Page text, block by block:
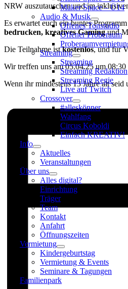
Maker Space – Ü14
Audio & Musik
Offenes Tonstudio
Offener Proberaum
Streaming
Streaming
Streaming Redaktion
Streaming Regie
Live auf Twitch
Crossover
#alleskönner
Wahlfang
Circus Koboldi
Einfach KREATIV!
Info
Aktuelles
Veranstaltungen
Über uns
Alles digital?
Einrichtung
Träger
Team
Kontakt
Anfahrt
Öffnungszeiten
Vermietung
Kindergeburtstag
Vermietung & Events
Seminare & Tagungen
Familienpark
NRW auszutauschen und im
Es erwartet euch ein buntes
bedrucken, kreatives Gamingund
Die Teilnahme istkostenlos, und für
Wir treffen uns am 05.04.25 um
Wenn ihr mindestens 13 Jahre alt